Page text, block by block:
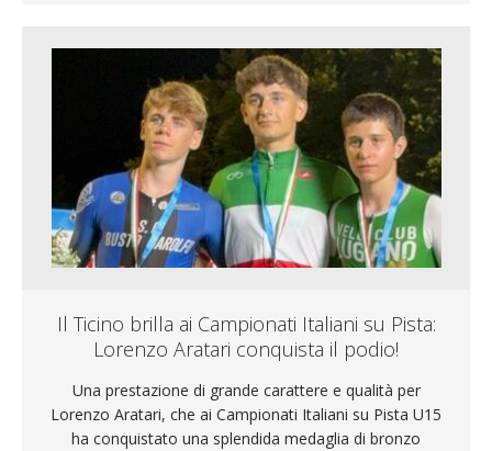
Il Ticino brilla ai Campionati Italiani su Pista:
Lorenzo Aratari conquista il podio!
Una prestazione di grande carattere e qualità per
Lorenzo Aratari, che ai Campionati Italiani su Pista U15
ha conquistato una splendida medaglia di bronzo